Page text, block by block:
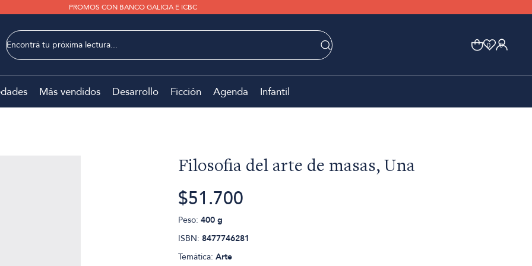
PROMOS CON BANCO GALICIA E ICBC
0 0
Más vendidos Desarrollo Ficción Agenda Infantil
Filosofia del arte de masas, Una
$51.700
Peso: 400 g
ISBN: 8477746281
Temática: Arte